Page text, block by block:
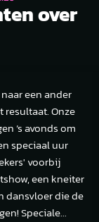
over
een ander
resultaat. Onze
’s avonds om
speciaal uur
voorbij
een kneiter
dansvloer die de
Speciale...